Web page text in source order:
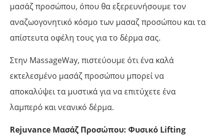
μασάζ προσώπου, όπου θα εξερευνήσουμε τον
αναζωογονητικό κόσμο των μασαζ προσώπου και τα
απίστευτα οφέλη τους για το δέρμα σας.
Στην MassageWay, πιστεύουμε ότι ένα καλά
εκτελεσμένο μασάζ προσώπου μπορεί να
αποκαλύψει τα μυστικά για να επιτύχετε ένα
λαμπερό και νεανικό δέρμα.
Rejuvance Μασάζ Προσώπου: Φυσικό Lifting